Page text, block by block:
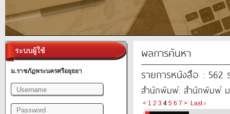
ระบบผู้ใช้
ม.ราชภัฏพระนครศรีอยุธยา
ผลการค้นหา
รายการหนังสือ : 562
สำนักพิมพ์: สำนักพิมพ์
< 1 2 3 4 5 6 7 > Last ›